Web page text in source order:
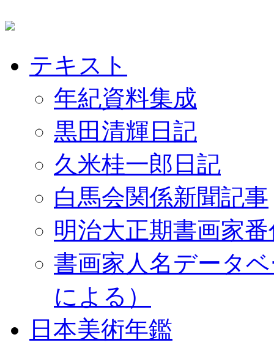
テキスト
年紀資料集成
黒田清輝日記
久米桂一郎日記
白馬会関係新聞記事
明治大正期書画家
書画家人名データ
による）
日本美術年鑑